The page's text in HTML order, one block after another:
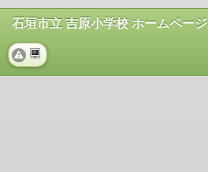
石垣市立 吉原小学校 ホームページ